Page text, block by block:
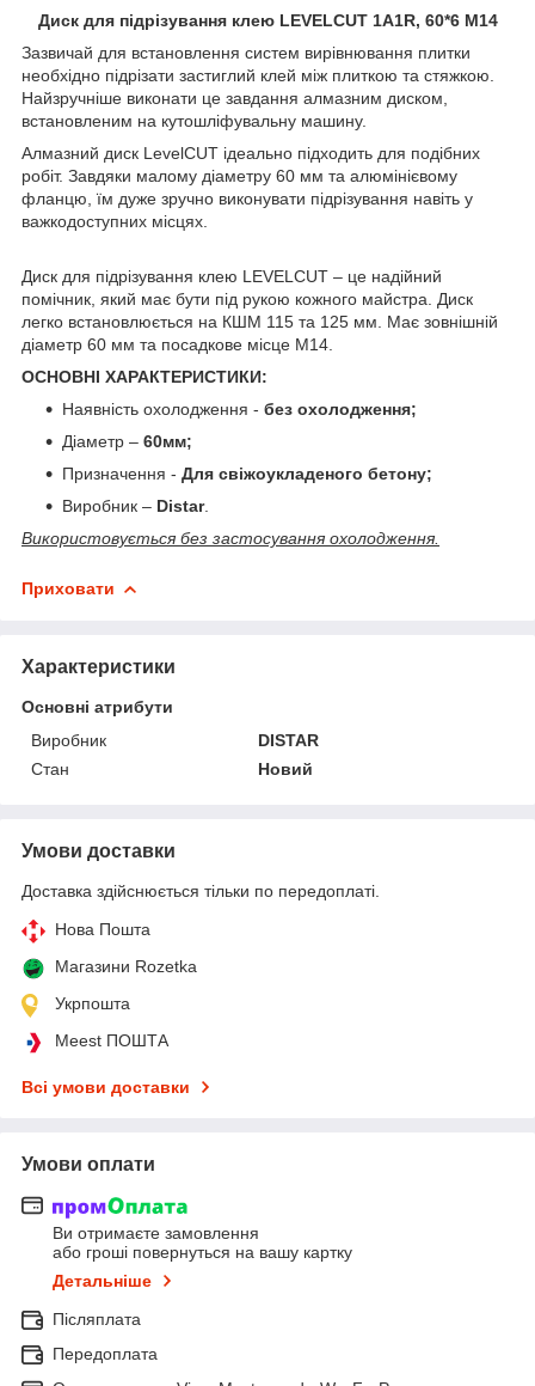
Диск для підрізування клею LEVELCUT 1A1R, 60*6 M14
Зазвичай для встановлення систем вирівнювання плитки
необхідно підрізати застиглий клей між плиткою та стяжкою.
Найзручніше виконати це завдання алмазним диском,
встановленим на кутошліфувальну машину.
Алмазний диск LevelCUT ідеально підходить для подібних
робіт. Завдяки малому діаметру 60 мм та алюмінієвому
фланцю, їм дуже зручно виконувати підрізування навіть у
важкодоступних місцях.
Диск для підрізування клею LEVELCUT – це надійний
помічник, який має бути під рукою кожного майстра. Диск
легко встановлюється на КШМ 115 та 125 мм. Має зовнішній
діаметр 60 мм та посадкове місце М14.
ОСНОВНІ ХАРАКТЕРИСТИКИ:
Наявність охолодження - без охолодження;
Діаметр – 60мм;
Призначення - Для свіжоукладеного бетону;
Виробник – Distar.
Використовується без застосування охолодження.
Приховати
Характеристики
Основні атрибути
Виробник
DISTAR
Стан
Новий
Умови доставки
Доставка здійснюється тільки по передоплаті.
Нова Пошта
Магазини Rozetka
Укрпошта
Meest ПОШТА
Всі умови доставки
Умови оплати
Ви отримаєте замовлення
або гроші повернуться на вашу картку
Детальніше
Післяплата
Передоплата